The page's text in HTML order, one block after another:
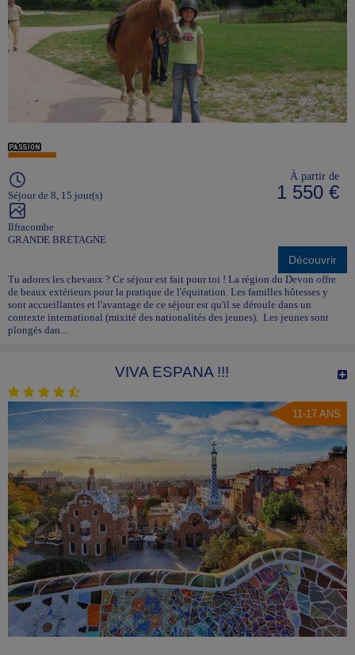
Séjour de 8, 15 jour(s)
Ilfracombe
GRANDE BRETAGNE
À partir de
1 550 €
Découvrir
Tu adores les chevaux ? Ce séjour est fait pour toi ! La région du Devon offre
de beaux extérieurs pour la pratique de l'équitation. Les familles hôtesses y
sont accueillantes et l'avantage de ce séjour est qu'il se déroule dans un
contexte international (mixité des nationalités des jeunes). Les jeunes sont
plongés dan...
VIVA ESPANA !!!
11-17 ANS